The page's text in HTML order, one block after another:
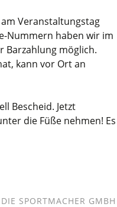
Veranstaltungstag
Nummern haben wir im
Barzahlung möglich.
kann vor Ort an
Bescheid. Jetzt
die Füße nehmen! Es
SPORTMACHER GMBH